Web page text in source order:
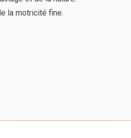
la motricité fine.